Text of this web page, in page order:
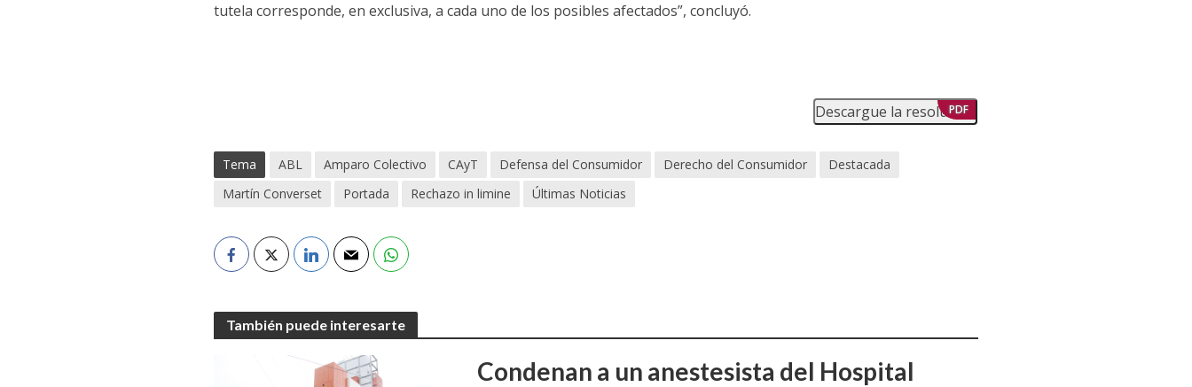
tutela corresponde, en exclusiva, a cada uno de los posibles afectados”, concluyó.
Descargue la resolución
PDF
Tema ABL Amparo Colectivo CAyT Defensa del Consumidor Derecho del Consumidor
Destacada
Martín Converset
Portada Rechazo in limine Últimas Noticias
También puede interesarte
Condenan a un anestesista del Hospital